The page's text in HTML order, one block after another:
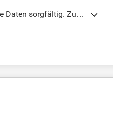
Daten sorgfältig. Zude
kaufmännische
Position entschei